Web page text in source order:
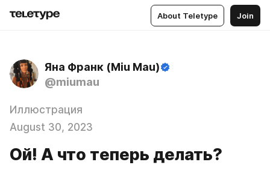
About Teletype Join
Яна Франк (Miu Mau)
@miumau
Иллюстрация
August 30, 2023
Ой! А что теперь делать?